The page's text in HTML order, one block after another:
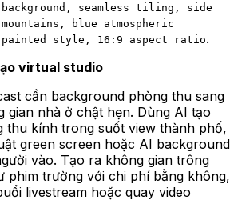
seamless tiling, side
blue atmospheric
painted style, 16:9 aspect ratio.
virtual studio
cần background phòng thu sang
gian nhà ở chật hẹn. Dùng AI tạo
thu kính trong suốt view thành phố,
green screen hoặc AI background
vào. Tạo ra không gian trông
phim trường với chi phí bằng không,
livestream hoặc quay video